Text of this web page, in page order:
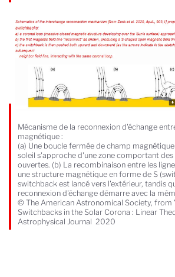
Mécanisme de la reconnexion d'échange
magnétique :
(a) Une boucle fermée de champ
soleil s'approche d'une zone comportant des
ouvertes. (b) La recombinaison entre les
une structure magnétique en forme de S
switchback est lancé vers l'extérieur, tandis
reconnexion d'échange démarre avec la
© The American Astronomical Society, from
Switchbacks in the Solar Corona : Linear
Astrophysical Journal 2020